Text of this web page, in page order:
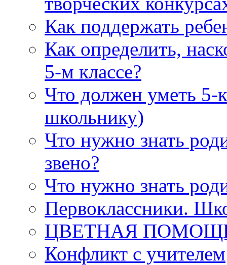
Как поддержать
Как определить,
5-м классе?
Что должен уметь 5-
школьнику)
Что нужно знать
звено?
Что нужно знать
Первоклассники.
ЦВЕТНАЯ ПОМОЩЬ
Конфликт с учителем